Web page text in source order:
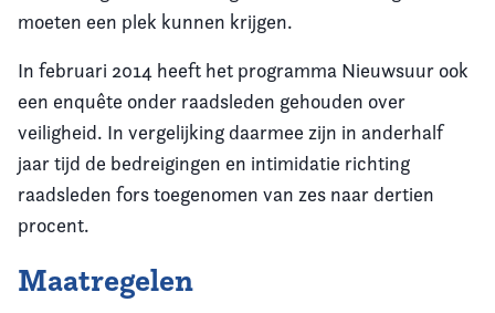
moeten een plek kunnen krijgen.
In februari 2014 heeft het programma Nieuwsuur ook
een enquête onder raadsleden gehouden over
veiligheid. In vergelijking daarmee zijn in anderhalf
jaar tijd de bedreigingen en intimidatie richting
raadsleden fors toegenomen van zes naar dertien
procent.
Maatregelen